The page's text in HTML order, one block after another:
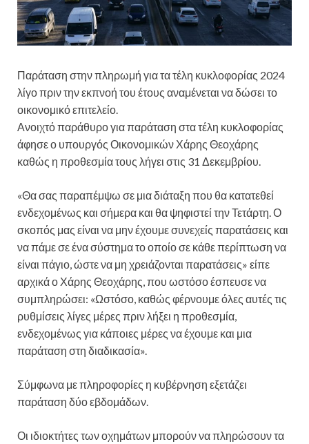
Παράταση στην πληρωμή για τα τέλη κυκλοφορίας 2024
λίγο πριν την εκπνοή του έτους αναμένεται να δώσει το
οικονομικό επιτελείο.
Ανοιχτό παράθυρο για παράταση στα τέλη κυκλοφορίας
άφησε ο υπουργός Οικονομικών Χάρης Θεοχάρης
καθώς η προθεσμία τους λήγει στις 31 Δεκεμβρίου.
«Θα σας παραπέμψω σε μια διάταξη που θα κατατεθεί
ενδεχομένως και σήμερα και θα ψηφιστεί την Τετάρτη. Ο
σκοπός μας είναι να μην έχουμε συνεχείς παρατάσεις και
να πάμε σε ένα σύστημα το οποίο σε κάθε περίπτωση να
είναι πάγιο, ώστε να μη χρειάζονται παρατάσεις» είπε
αρχικά ο Χάρης Θεοχάρης, που ωστόσο έσπευσε να
συμπληρώσει: «Ωστόσο, καθώς φέρνουμε όλες αυτές τις
ρυθμίσεις λίγες μέρες πριν λήξει η προθεσμία,
ενδεχομένως για κάποιες μέρες να έχουμε και μια
παράταση στη διαδικασία».
Σύμφωνα με πληροφορίες η κυβέρνηση εξετάζει
παράταση δύο εβδομάδων.
Οι ιδιοκτήτες των οχημάτων μπορούν να πληρώσουν τα